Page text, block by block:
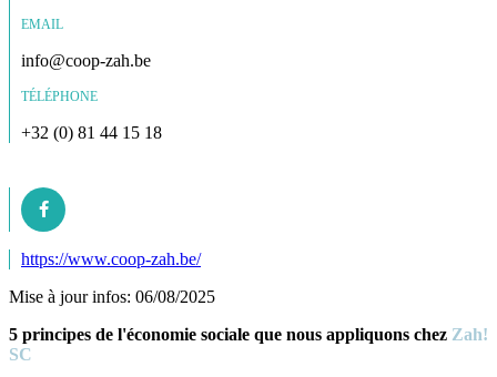
EMAIL
info@coop-zah.be
TÉLÉPHONE
+32 (0) 81 44 15 18
https://www.coop-zah.be/
Mise à jour infos: 06/08/2025
5 principes de l'économie sociale que nous appliquons chez Zah!
SC